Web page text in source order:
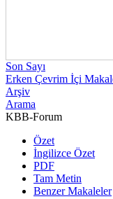
Son Sayı
Erken Çevrim İçi
Arşiv
Arama
KBB-Forum
Özet
İngilizce Özet
PDF
Tam Metin
Benzer Makaleler